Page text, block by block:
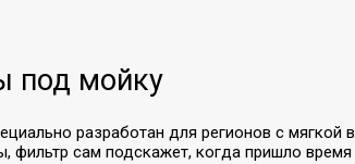
под мойку
разработан для регионов с
фильтр сам подскажет, когда пришло